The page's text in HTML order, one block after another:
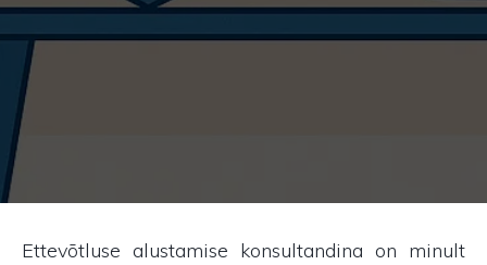
Ettevõtluse alustamise konsultandina on minult